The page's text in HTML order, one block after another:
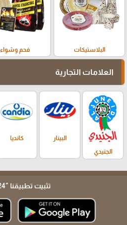
البلاستيكات فحم وشواء
العلامات التجارية
الجنيدي
البينار كانديا
تثبيت تطبيقنا "Sook24"